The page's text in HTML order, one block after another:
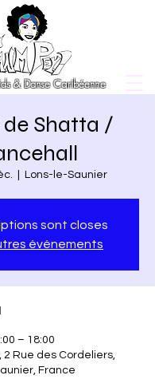
& Danse Caribéenne
de Shatta /
Lons-le-Saunier
sont closes
événements
– 18:00
2 Rue des Cordeliers,
France